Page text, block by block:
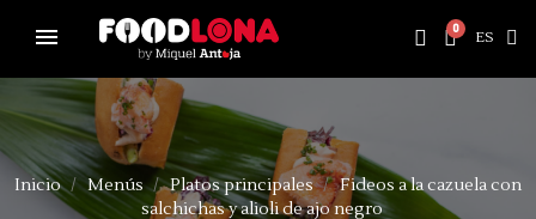
ES
Inicio Menús Platos principales
Fideos a la cazuela con
salchichas y alioli de ajo negro